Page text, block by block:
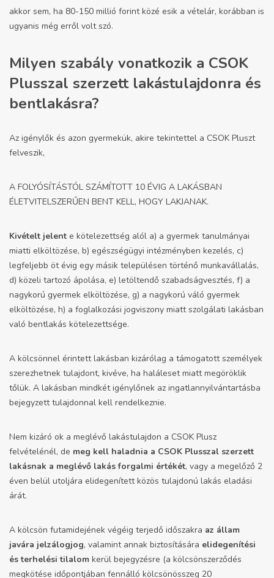
akkor sem, ha 80-150 millió forint közé esik a vételár, korábban is
ugyanis még erről volt szó.
Milyen szabály vonatkozik a CSOK
Plusszal szerzett lakástulajdonra és
bentlakásra?
Az igénylők és azon gyermekük, akire tekintettel a CSOK Pluszt
felveszik,
A FOLYÓSÍTÁSTÓL SZÁMÍTOTT 10 ÉVIG A LAKÁSBAN
ÉLETVITELSZERŰEN BENT KELL, HOGY LAKJANAK.
Kivételt jelent e kötelezettség alól a) a gyermek tanulmányai
miatti elköltözése, b) egészségügyi intézményben kezelés, c)
legfeljebb öt évig egy másik településen történő munkavállalás,
d) közeli tartozó ápolása, e) letöltendő szabadságvesztés, f) a
nagykorú gyermek elköltözése, g) a nagykorú váló gyermek
elköltözése, h) a foglalkozási jogviszony miatt szolgálati lakásban
való bentlakás kötelezettsége.
A kölcsönnel érintett lakásban kizárólag a támogatott személyek
szerezhetnek tulajdont, kivéve, ha haláleset miatt megöröklik
tőlük. A lakásban mindkét igénylőnek az ingatlannyilvántartásba
bejegyzett tulajdonnal kell rendelkeznie.
Nem kizáró ok a meglévő lakástulajdon a CSOK Plusz
felvételénél, de meg kell haladnia a CSOK Plusszal szerzett
lakásnak a meglévő lakás forgalmi értékét, vagy a megelőző 2
éven belül utoljára elidegenített közös tulajdonú lakás eladási
árát.
A kölcsön futamidejének végéig terjedő időszakra az állam
javára jelzálogjog, valamint annak biztosítására elidegenítési
és terhelési tilalom kerül bejegyzésre (a kölcsönszerződés
megkötése időpontjában fennálló kölcsönösszeg 20